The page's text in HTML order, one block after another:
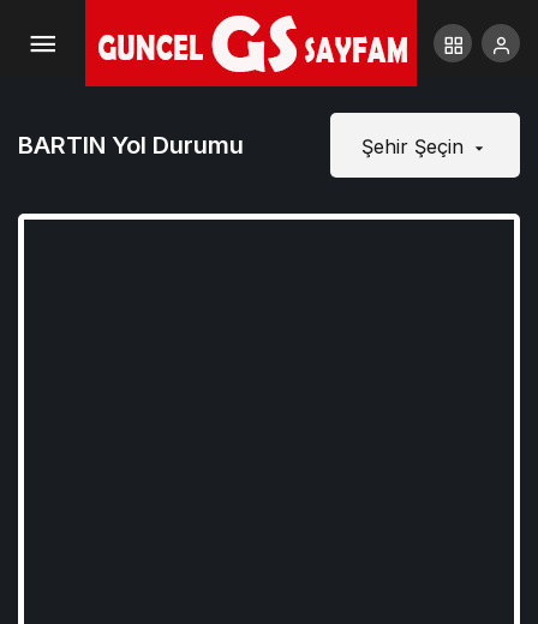
BARTIN Yol Durumu Şehir Şeçin